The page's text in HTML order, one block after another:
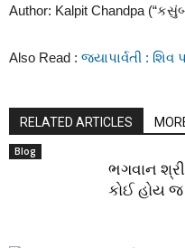
Author: Kalpit Chandpa
Also Read : જયાપાર્વતી : શિવ
RELATED ARTICLES
Blog
ભગવાન
કોઈ હોય